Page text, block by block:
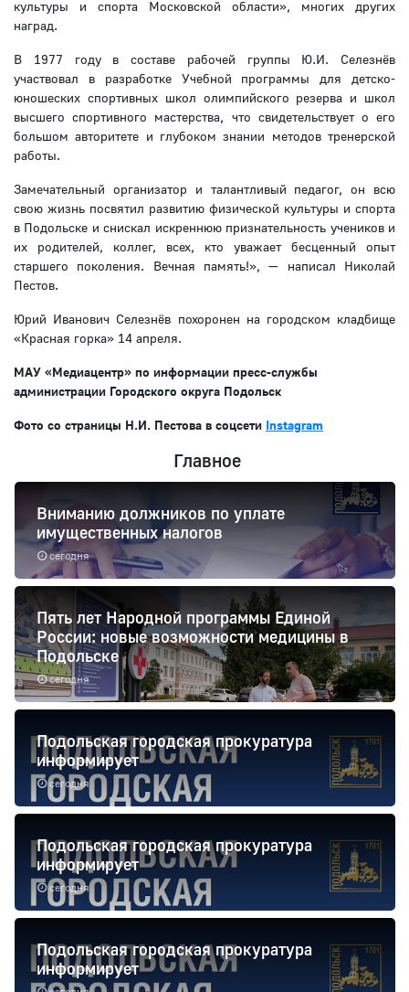
культуры и спорта Московской области», многих других
наград.
В 1977 году в составе рабочей группы Ю.И. Селезнёв
участвовал в разработке Учебной программы для детско-
юношеских спортивных школ олимпийского резерва и школ
высшего спортивного мастерства, что свидетельствует о его
большом авторитете и глубоком знании методов тренерской
работы.
Замечательный организатор и талантливый педагог, он всю
свою жизнь посвятил развитию физической культуры и спорта
в Подольске и снискал искреннюю признательность учеников и
их родителей, коллег, всех, кто уважает бесценный опыт
старшего поколения. Вечная память!», — написал Николай
Пестов.
Юрий Иванович Селезнёв похоронен на городском кладбище
«Красная горка» 14 апреля.
МАУ «Медиацентр» по информации пресс-службы
администрации Городского округа Подольск
Фото со страницы Н.И. Пестова в соцсети Instagram
Главное
сегодня
Вниманию должников по уплате
имущественных налогов
сегодня
Пять лет Народной программы Единой
России: новые возможности медицины в
Подольске
сегодня
Подольская городская прокуратура
информирует
сегодня
Подольская городская прокуратура
информирует
Подольская городская прокуратура
информирует